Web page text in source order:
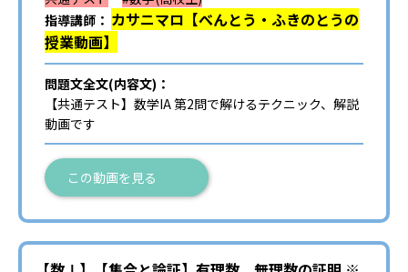
指導講師： カサニマロ【べんとう・ふきのとうの
授業動画】
問題文全文(内容文)：
【共通テスト】数学IA 第2問で解けるテクニック、解説
動画です
この動画を見る